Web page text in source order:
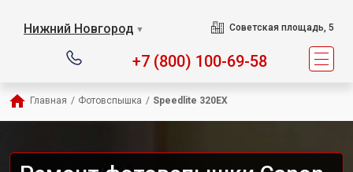
Нижний Новгород ▼ Советская площадь, 5
+7 (800) 100-69-58
Главная / Фотовспышка / Speedlite 320EX